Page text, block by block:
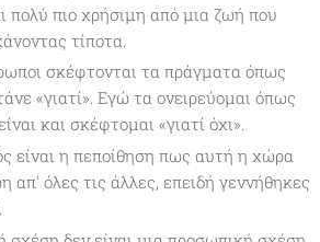
πολύ πιο χρήσιμη από μια ζωή που
τίποτα.
σκέφτονται τα πράγματα όπως
«γιατί». Εγώ τα ονειρεύομαι όπως
και σκέφτομαι «γιατί όχι».
είναι η πεποίθηση πως αυτή η χώρα
απ' όλες τις άλλες, επειδή γεννήθηκες